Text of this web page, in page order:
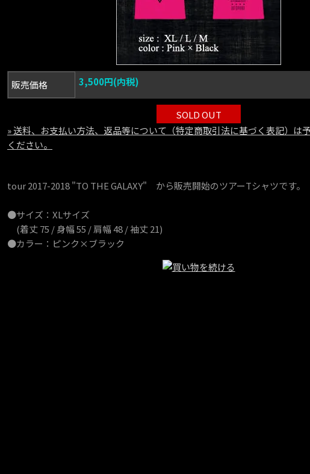
販売価格 3,500円(内税)
SOLD OUT
» 送料、お支払い方法、返品等について（特定商取引法に基づく表記）は
ください。
tour 2017-2018 "TO THE GALAXY" から販売開始のツアーTシャツです。
●サイズ：XLサイズ
(着丈 75 / 身幅 55 / 肩幅 48 / 袖丈 21)
●カラー：ピンク×ブラック